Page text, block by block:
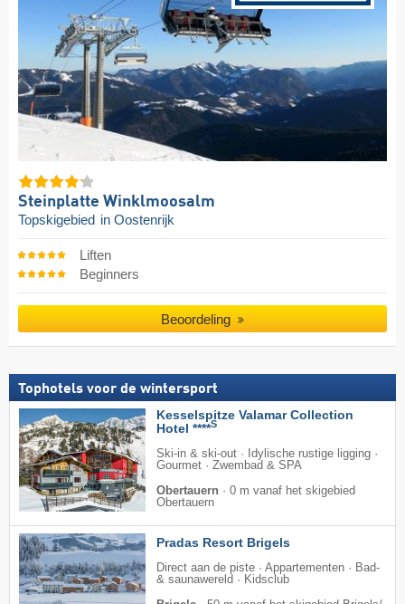
Steinplatte Winklmoosalm
Topskigebied in Oostenrijk
Liften
Beginners
Beoordeling
Tophotels voor de wintersport
Kesselspitze Valamar Collection
Hotel ****S
Ski-in & ski-out · Idylische rustige ligging ·
Gourmet · Zwembad & SPA
Obertauern · 0 m vanaf het skigebied
Obertauern
Pradas Resort Brigels
Direct aan de piste · Appartementen · Bad-
& saunawereld · Kidsclub